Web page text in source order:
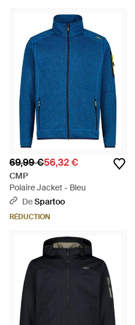
69,99 €56,32 €
CMP
Polaire Jacket - Bleu
DeSpartoo
RÉDUCTION